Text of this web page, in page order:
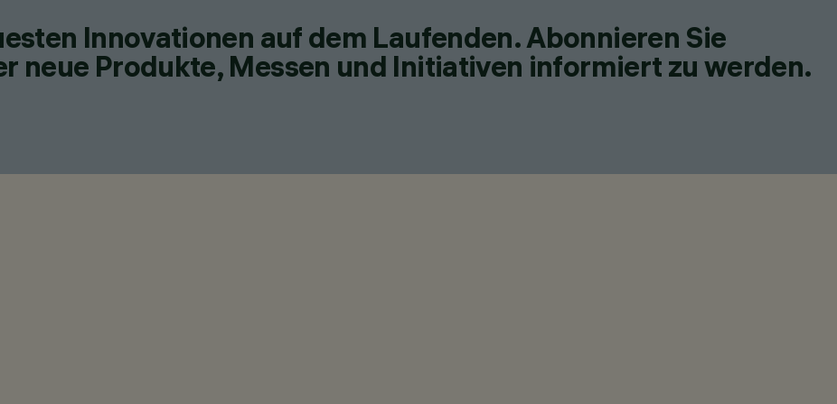
Innovationen auf dem Laufenden. Abonnieren Sie
neue Produkte, Messen und Initiativen informiert zu werden.